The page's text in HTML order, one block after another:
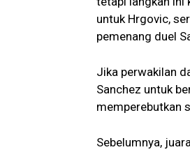
untuk Hrgovic,
pemenang duel
Jika perwakilan
Sanchez untuk
memperebutkan
Sebelumnya,